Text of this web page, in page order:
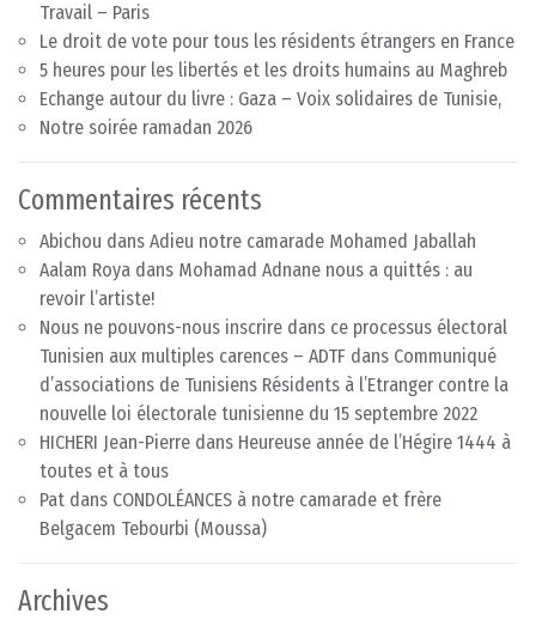
Travail – Paris
Le droit de vote pour tous les résidents étrangers en France
5 heures pour les libertés et les droits humains au Maghreb
Echange autour du livre : Gaza – Voix solidaires de Tunisie,
Notre soirée ramadan 2026
Commentaires récents
Abichou dans Adieu notre camarade Mohamed Jaballah
Aalam Roya dans Mohamad Adnane nous a quittés : au
revoir l’artiste!
Nous ne pouvons-nous inscrire dans ce processus électoral
Tunisien aux multiples carences – ADTF dans Communiqué
d’associations de Tunisiens Résidents à l’Etranger contre la
nouvelle loi électorale tunisienne du 15 septembre 2022
HICHERI Jean-Pierre dans Heureuse année de l’Hégire 1444 à
toutes et à tous
Pat dans CONDOLÉANCES à notre camarade et frère
Belgacem Tebourbi (Moussa)
Archives